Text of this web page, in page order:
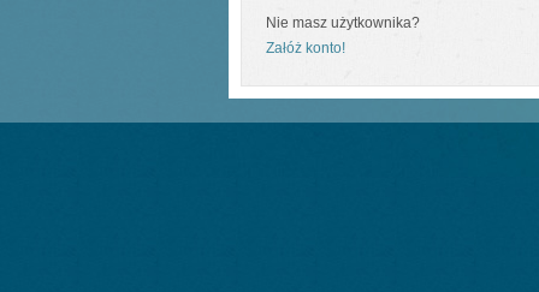
Nie masz użytkownika?
Załóż konto!